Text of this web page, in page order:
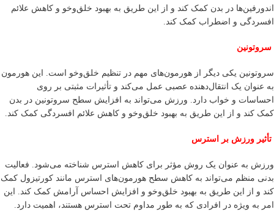
اندورفین‌ها در بدن کمک کند و از این طریق به بهبود خلق‌وخو و کاهش علائم
افسردگی و اضطراب کمک کند.
سروتونین
سروتونین یکی دیگر از هورمون‌های مهم در تنظیم خلق‌وخو است. این هورمون
به عنوان یک انتقال‌دهنده عصبی عمل می‌کند و تأثیرات مثبتی بر روی
احساسات و خواب دارد. ورزش می‌تواند به افزایش سطح سروتونین در بدن
کمک کند و از این طریق به بهبود خلق‌وخو و کاهش علائم افسردگی کمک کند.
تأثیر ورزش بر استرس
ورزش به عنوان یک روش مؤثر برای کاهش استرس شناخته می‌شود. فعالیت
بدنی منظم می‌تواند به کاهش سطح هورمون‌های استرس مانند کورتیزول کمک
کند و از این طریق به بهبود خلق‌وخو و افزایش احساس آرامش کمک کند. این
امر به ویژه در افرادی که به طور مداوم تحت استرس هستند، اهمیت دارد.